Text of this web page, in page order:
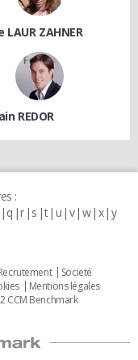
LAUR ZAHNER
REDOR
:
q r s t u v w x y
Societé
Mentions légales
CCM Benchmark